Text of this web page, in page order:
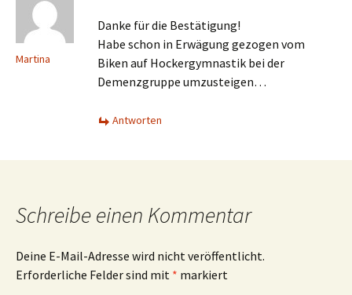
Martina
Danke für die Bestätigung!
Habe schon in Erwägung gezogen vom
Biken auf Hockergymnastik bei der
Demenzgruppe umzusteigen…
Antworten
Schreibe einen Kommentar
Deine E-Mail-Adresse wird nicht veröffentlicht.
Erforderliche Felder sind mit * markiert